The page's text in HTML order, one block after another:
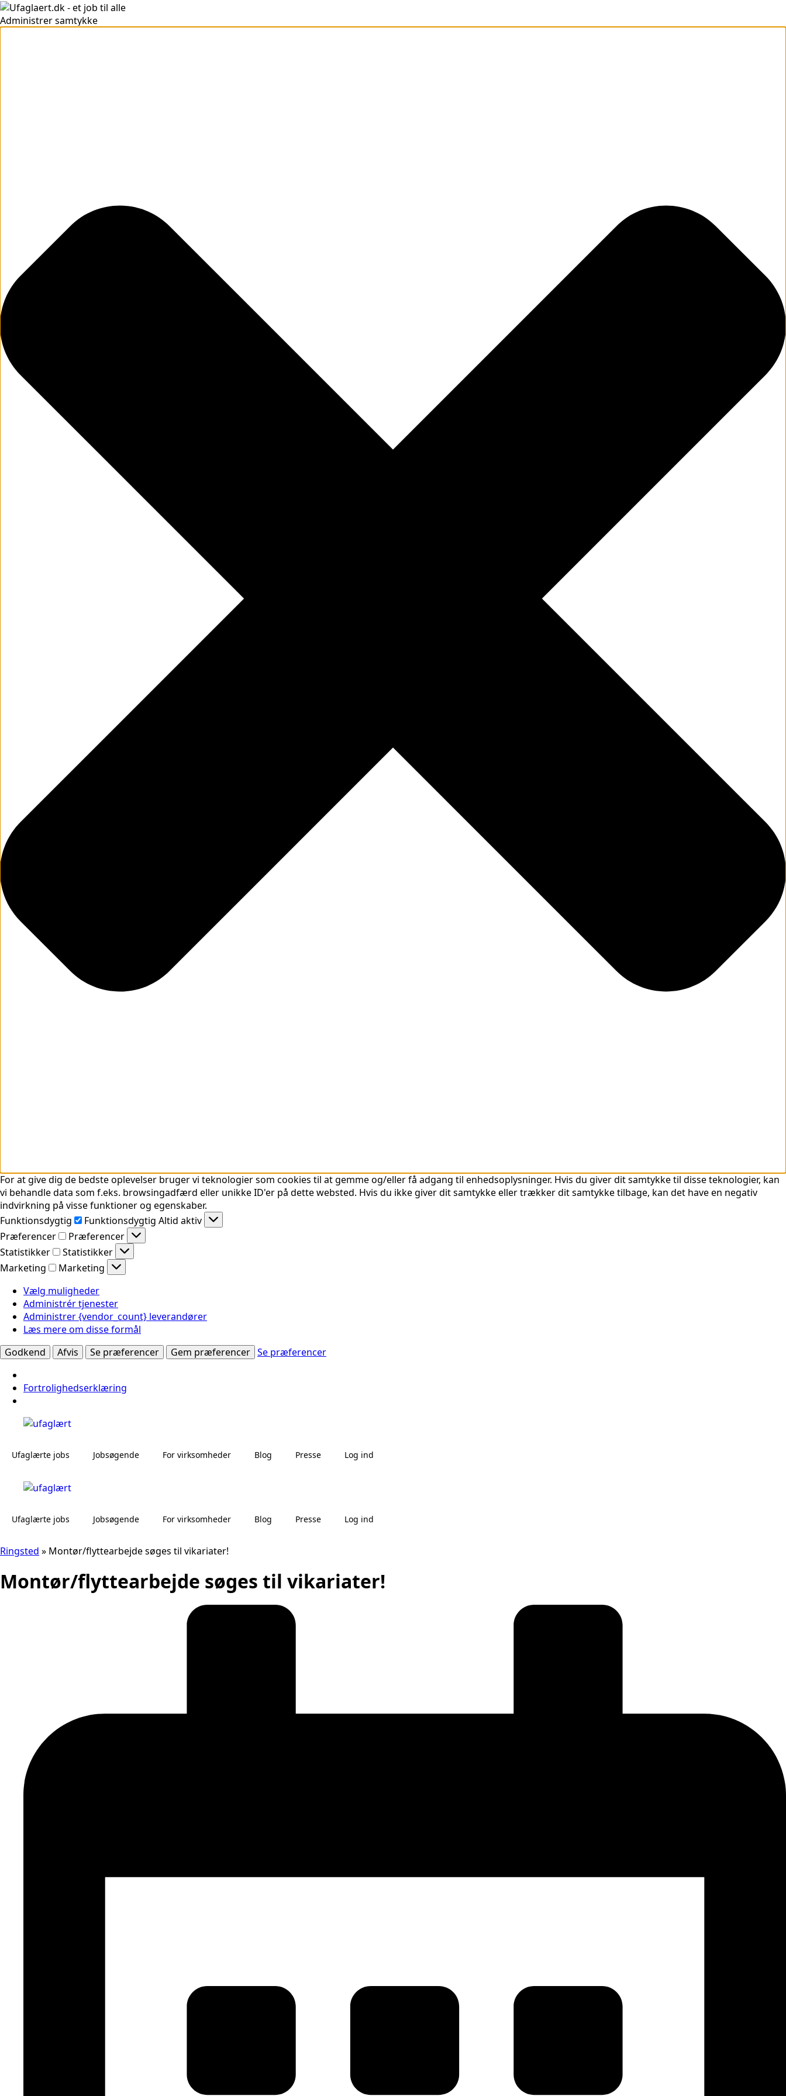
Administrer samtykke
For at give dig de bedste oplevelser bruger vi teknologier som cookies til at gemme og/eller få adgang til enhedsoplysninger. Hvis du giver dit samtykke til disse teknologier, kan
vi behandle data som f.eks. browsingadfærd eller unikke ID'er på dette websted. Hvis du ikke giver dit samtykke eller trækker dit samtykke tilbage, kan det have en negativ
indvirkning på visse funktioner og egenskaber.
Funktionsdygtig
Funktionsdygtig Altid aktiv
Præferencer
Præferencer
Statistikker
Statistikker
Marketing
Marketing
Vælg muligheder
Administrér tjenester
Administrer {vendor_count} leverandører
Læs mere om disse formål
Godkend
Afvis Se præferencer Gem præferencer Se præferencer
Fortrolighedserklæring
Ufaglærte jobs Jobsøgende For virksomheder Blog Presse Log ind
Ufaglærte jobs Jobsøgende For virksomheder Blog Presse Log ind
Ringsted » Montør/flyttearbejde søges til vikariater!
Montør/flyttearbejde søges til vikariater!